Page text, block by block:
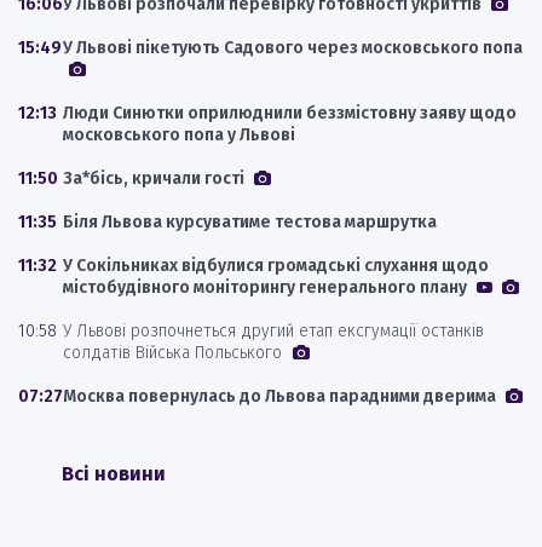
15:49У Львові пікетують Садового через московського попа
12:13 Люди Синютки оприлюднили беззмістовну заяву щодо
московського попа у Львові
11:50 За*бісь, кричали гості
11:35 Біля Львова курсуватиме тестова маршрутка
11:32 У Сокільниках відбулися громадські слухання щодо
містобудівного моніторингу генерального плану
10:58 У Львові розпочнеться другий етап ексгумації останків
солдатів Війська Польського
07:27Москва повернулась до Львова парадними дверима
Всі новини